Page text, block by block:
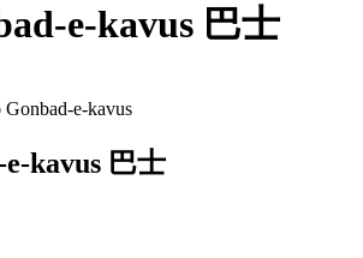
e-kavus 巴士
e-kavus
e-kavus 巴士